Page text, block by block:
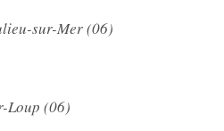
sur-Mer (06)
Loup (06)